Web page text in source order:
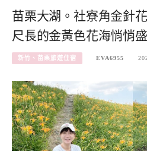
苗栗大湖。社寮角金針
尺長的金黃色花海悄悄
新竹、苗栗旅遊住宿 EVA6955